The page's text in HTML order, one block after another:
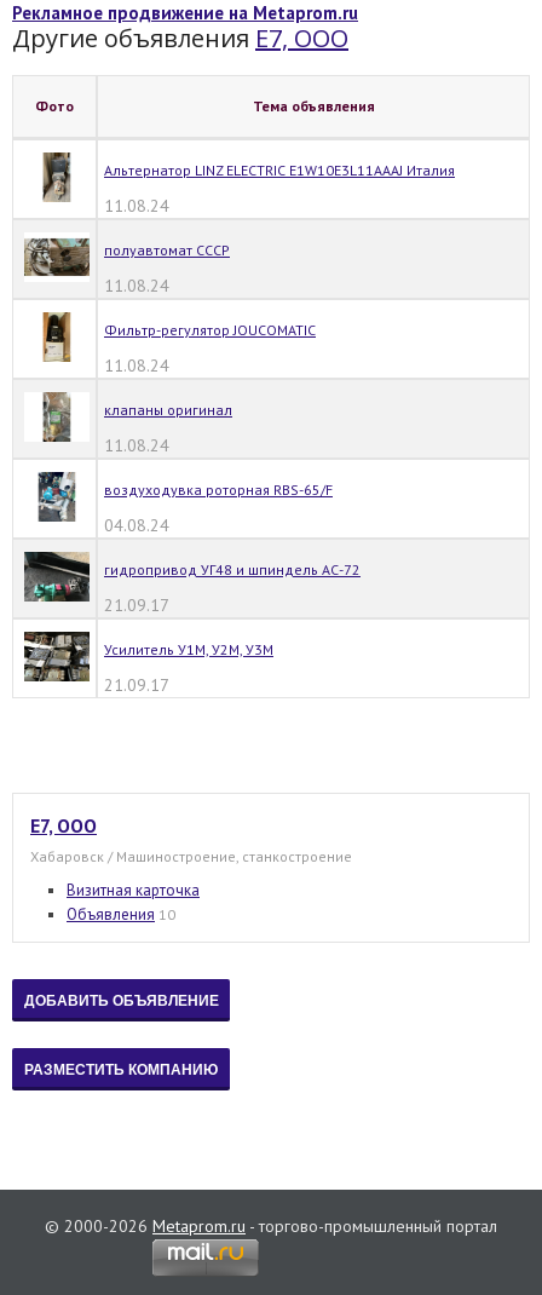
Рекламное продвижение на Metaprom.ru
Другие объявления Е7, ООО
Фото Тема объявления
Альтернатор LINZ ELECTRIC E1W10E3L11AAAJ Италия
11.08.24
полуавтомат СССР
11.08.24
Фильтр-регулятор JOUCOMATIC
11.08.24
клапаны оригинал
11.08.24
воздуходувка роторная RBS-65/F
04.08.24
гидропривод УГ48 и шпиндель АС-72
21.09.17
Усилитель У1М, У2М, У3М
21.09.17
Е7, ООО
Хабаровск / Машиностроение, станкостроение
Визитная карточка
Объявления 10
© 2000-2026 Metaprom.ru - торгово-промышленный портал